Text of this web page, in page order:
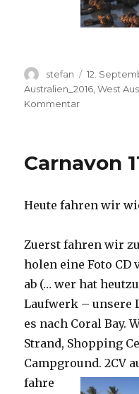
Autor
stefan
am
12.
Australien_2016 ,West
Kommentarzu
Carnavon
Heute fahren wir
Zuerst fahren wir
holen eine Foto CD
ab (… wer hat
Laufwerk – unsere
es nach Coral Bay.
Strand, Shopping
Campground.2CV
fahre